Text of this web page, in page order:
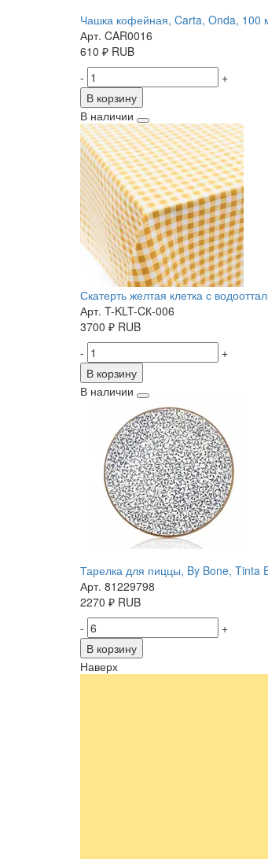
Чашка кофейная, Carta, Onda, 100
Арт. CAR0016
610 ₽ RUB
-
+
В корзину
В наличии
Скатерть желтая клетка с
Арт. T-KLT-CК-006
3700 ₽ RUB
-
+
В корзину
В наличии
Тарелка для пиццы, By Bone, Tinta
Арт. 81229798
2270 ₽ RUB
-
+
В корзину
Наверх